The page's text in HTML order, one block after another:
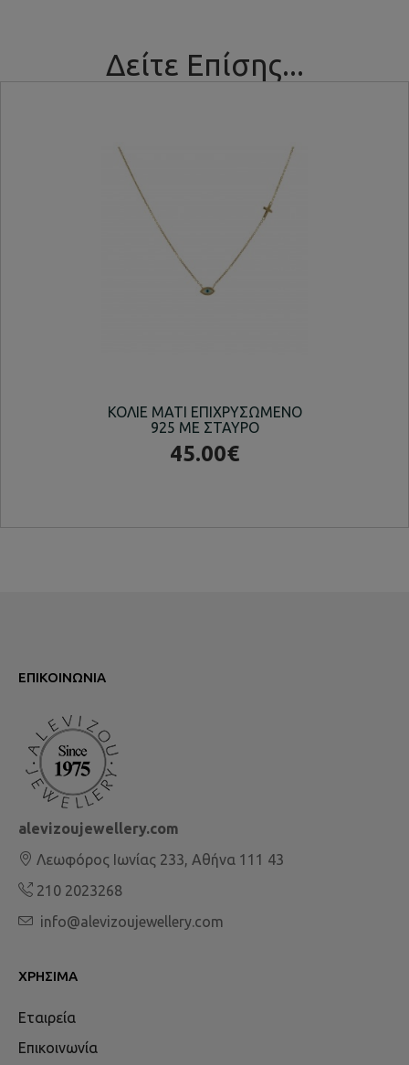
Δείτε Επίσης...
ΚΟΛΙΕ ΜΑΤΙ ΕΠΙΧΡΥΣΩΜΕΝΟ
925 ΜΕ ΣΤΑΥΡΟ
45.00€
ΕΠΙΚΟΙΝΩΝΊΑ
alevizoujewellery.com
Λεωφόρος Ιωνίας 233, Αθήνα 111 43
210 2023268
info@alevizoujewellery.com
ΧΡΉΣΙΜΑ
Εταιρεία
Επικοινωνία